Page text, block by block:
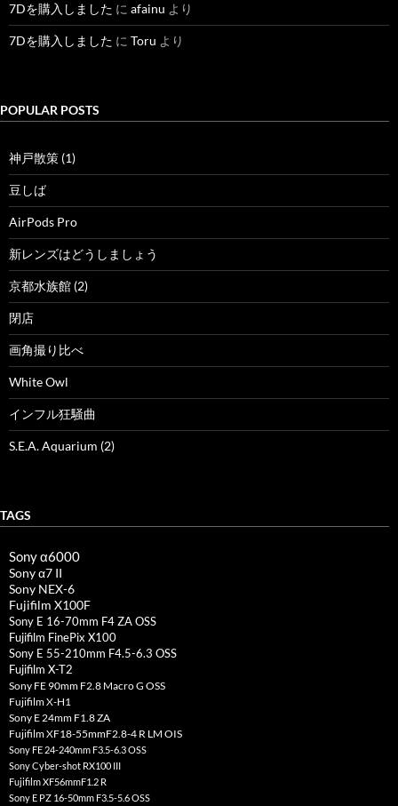
7Dを購入しました に afainu より
7Dを購入しました に Toru より
POPULAR POSTS
神戸散策 (1)
豆しば
AirPods Pro
新レンズはどうしましょう
京都水族館 (2)
閉店
画角撮り比べ
White Owl
インフル狂騒曲
S.E.A. Aquarium (2)
TAGS
Sony α6000
Sony α7 II
Sony NEX-6
Fujifilm X100F
Sony E 16-70mm F4 ZA OSS
Fujifilm FinePix X100
Sony E 55-210mm F4.5-6.3 OSS
Fujifilm X-T2
Sony FE 90mm F2.8 Macro G OSS
Fujifilm X-H1
Sony E 24mm F1.8 ZA
Fujifilm XF18-55mmF2.8-4 R LM OIS
Sony FE 24-240mm F3.5-6.3 OSS
Sony Cyber-shot RX100 III
Fujifilm XF56mmF1.2 R
Sony E PZ 16-50mm F3.5-5.6 OSS